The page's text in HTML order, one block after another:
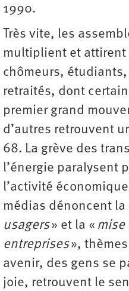
1990.
Très vite, les
multiplient et attirent
chômeurs,
retraités, dont
premier grand
d’autres retrouvent
68. La grève des
l’énergie paralysent
l’activité
médias dénoncent la
usagers» et la « mise
entreprises»,
avenir, des gens se
joie, retrouvent le